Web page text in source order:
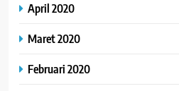
April 2020
Maret 2020
Februari 2020